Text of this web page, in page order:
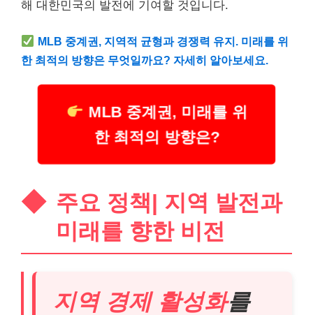
해 대한민국의 발전에 기여할 것입니다.
MLB 중계권, 지역적 균형과 경쟁력 유지. 미래를 위
한 최적의 방향은 무엇일까요? 자세히 알아보세요.
MLB 중계권, 미래를 위
한 최적의 방향은?
주요 정책| 지역 발전과
미래를 향한 비전
지역 경제 활성화를